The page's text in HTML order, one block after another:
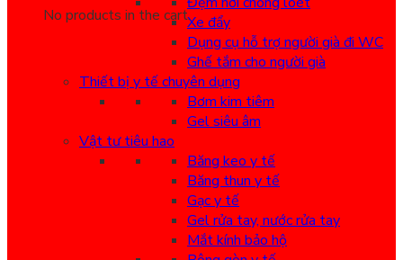
No products in the cart.Xe đẩy
Dụng cụ hỗ trợ người già đi WC
Ghế tắm cho người già
Thiết bị y tế chuyên dụng
Bơm kim tiêm
Gel siêu âm
Vật tư tiêu hao
Băng keo y tế
Băng thun y tế
Gạc y tế
Gel rửa tay, nước rửa tay
Mắt kính bảo hộ